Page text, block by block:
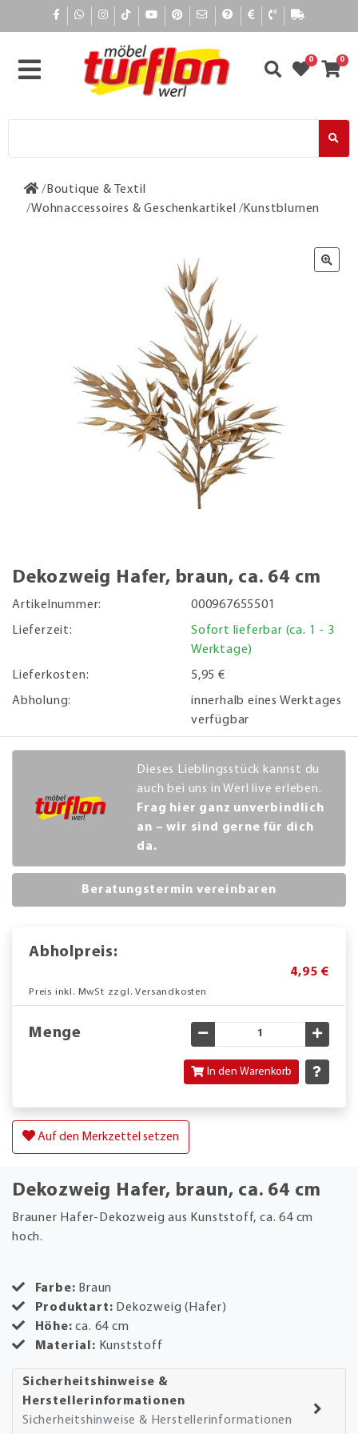
0 0
Boutique & Textil
Wohnaccessoires & Geschenkartikel
Kunstblumen
Dekozweig Hafer, braun, ca. 64 cm
Artikelnummer:
000967655501
Lieferzeit:
Sofort lieferbar (ca. 1 - 3
Werktage)
Lieferkosten:
5,95 €
Abholung:
innerhalb eines Werktages
verfügbar
Dieses Lieblingsstück kannst du
auch bei uns in Werl live erleben.
Frag hier ganz unverbindlich
an – wir sind gerne für dich
da.
Beratungstermin vereinbaren
Abholpreis:
4,95 €
Preis inkl. MwSt zzgl. Versandkosten
Menge Gewünschte Menge
In den Warenkorb
Auf den Merkzettel setzen
Dekozweig Hafer, braun, ca. 64 cm
Brauner Hafer-Dekozweig aus Kunststoff, ca. 64 cm
hoch.
Farbe: Braun
Produktart: Dekozweig (Hafer)
Höhe:ca. 64 cm
Material: Kunststoff
Sicherheitshinweise &
Herstellerinformationen
Sicherheitshinweise & Herstellerinformationen